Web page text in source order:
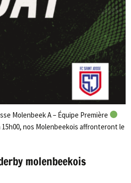
Molenbeek A – Équipe Première
15h00, nos Molenbeekois affronteront le
molenbeekois